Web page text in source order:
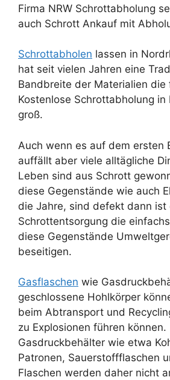
Firma NRW Schrottabholung
auch Schrott Ankauf mit
Schrottabholen lassen in
hat seit vielen Jahren eine
Bandbreite der Materialien die
Kostenlose Schrottabholung in
groß.
Auch wenn es auf dem ersten
auffällt aber viele alltägliche
Leben sind aus Schrott
diese Gegenstände wie auch
die Jahre, sind defekt dann ist
Schrottentsorgung die
diese Gegenstände
beseitigen.
Gasflaschen wie
geschlossene Hohlkörper
beim Abtransport und
zu Explosionen führen können.
Gasdruckbehälter wie etwa
Patronen, Sauerstoffflaschen
Flaschen werden daher nicht